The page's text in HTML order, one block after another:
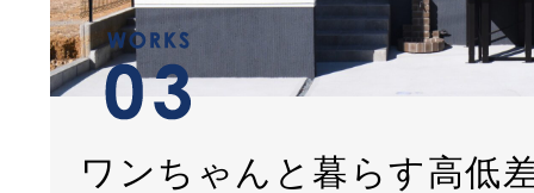
ワンちゃんと暮らす高低